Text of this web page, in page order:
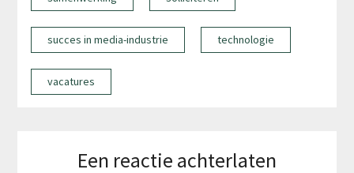
succes in media-industrie technologie
vacatures
Een reactie achterlaten